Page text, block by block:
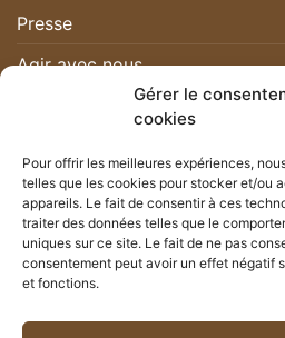
Gérer le
cookies
Pour offrir les meilleures expériences,
telles que les cookies pour stocker et/ou
appareils. Le fait de consentir à ces
traiter des données telles que le
uniques sur ce site. Le fait de ne pas
consentement peut avoir un effet négatif
et fonctions.
Presse
Agir avec nous
Nous contacter
Nos actualités
Newsletter